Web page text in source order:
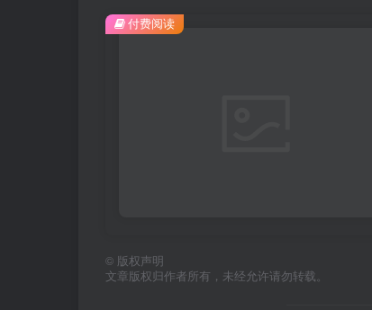
付费阅读
© 版权声明
文章版权归作者所有，未经允许请勿转载。